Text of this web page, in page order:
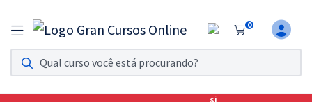
0
Assinatura Ilimitada 11
Acesso a todos os cursos. Teste grátis por 7 dias!